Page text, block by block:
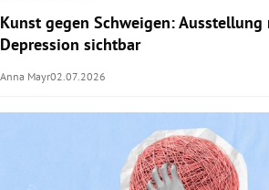
Kunst gegen Schweigen: Ausstellung
Depression sichtbar
Anna Mayr02.07.2026